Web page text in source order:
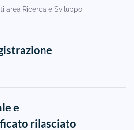
area Ricerca e Sviluppo
e
rilasciato